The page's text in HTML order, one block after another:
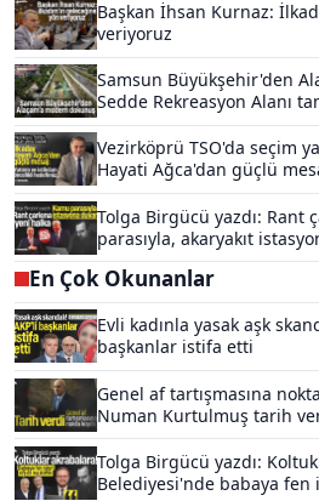
Başkan İhsan Kurnaz:
veriyoruz
Samsun Büyükşehir'den
Sedde Rekreasyon Alanı
Vezirköprü TSO'da seçim
Hayati Ağca'dan güçlü
Tolga Birgücü yazdı: Rant
parasıyla, akaryakıt
En Çok Okunanlar
Evli kadınla yasak aşk
başkanlar istifa etti
Genel af tartışmasına
Numan Kurtulmuş tarih
Tolga Birgücü yazdı:
Belediyesi'nde babaya fen